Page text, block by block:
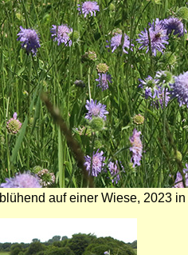
blühend auf einer Wiese, 2023